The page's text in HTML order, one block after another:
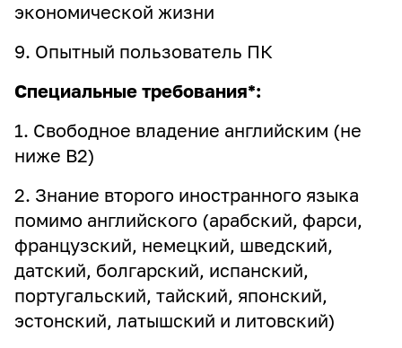
экономической жизни
9. Опытный пользователь ПК
Специальные требования*:
1. Свободное владение английским (не
ниже B2)
2. Знание второго иностранного языка
помимо английского (арабский, фарси,
французский, немецкий, шведский,
датский, болгарский, испанский,
португальский, тайский, японский,
эстонский, латышский и литовский)